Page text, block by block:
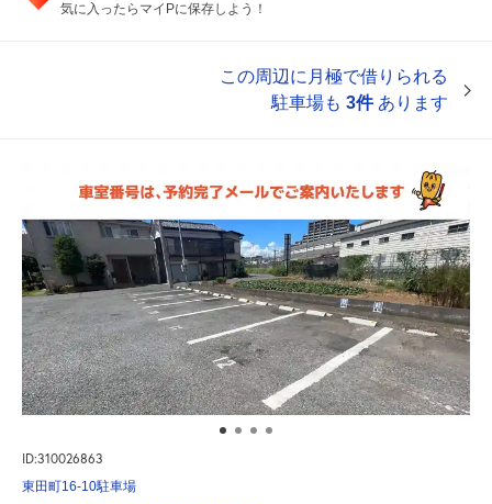
気に入ったらマイPに保存しよう！
この周辺に月極で借りられる
駐車場も 3件あります
ID:310026863
東田町16-10駐車場